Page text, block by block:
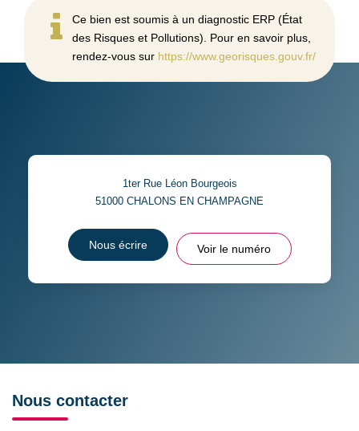
Ce bien est soumis à un diagnostic ERP (État
des Risques et Pollutions). Pour en savoir plus,
rendez-vous sur https://www.georisques.gouv.fr/
1ter Rue Léon Bourgeois
51000 CHALONS EN CHAMPAGNE
Nous écrire Voir le numéro
Nous contacter